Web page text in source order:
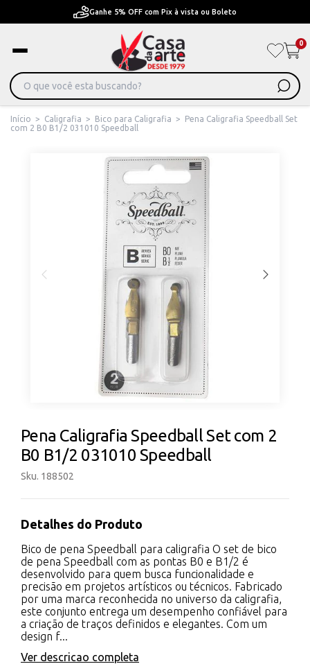
Pague em Até 6x sem juros ou ate 12x com juros
0
Início > Caligrafia > Bico para Caligrafia >
Pena Caligrafia Speedball Set
com 2 B0 B1/2 031010 Speedball
Pena Caligrafia Speedball Set com 2
B0 B1/2 031010 Speedball
Sku. 188502
Detalhes do Produto
Bico de pena Speedball para caligrafia O set de bico
de pena Speedball com as pontas B0 e B1/2 é
desenvolvido para quem busca funcionalidade e
precisão em projetos artísticos ou técnicos. Fabricado
por uma marca reconhecida no universo da caligrafia,
este conjunto entrega um desempenho confiável para
a criação de traços definidos e elegantes. Com um
design f...
Ver descricao completa